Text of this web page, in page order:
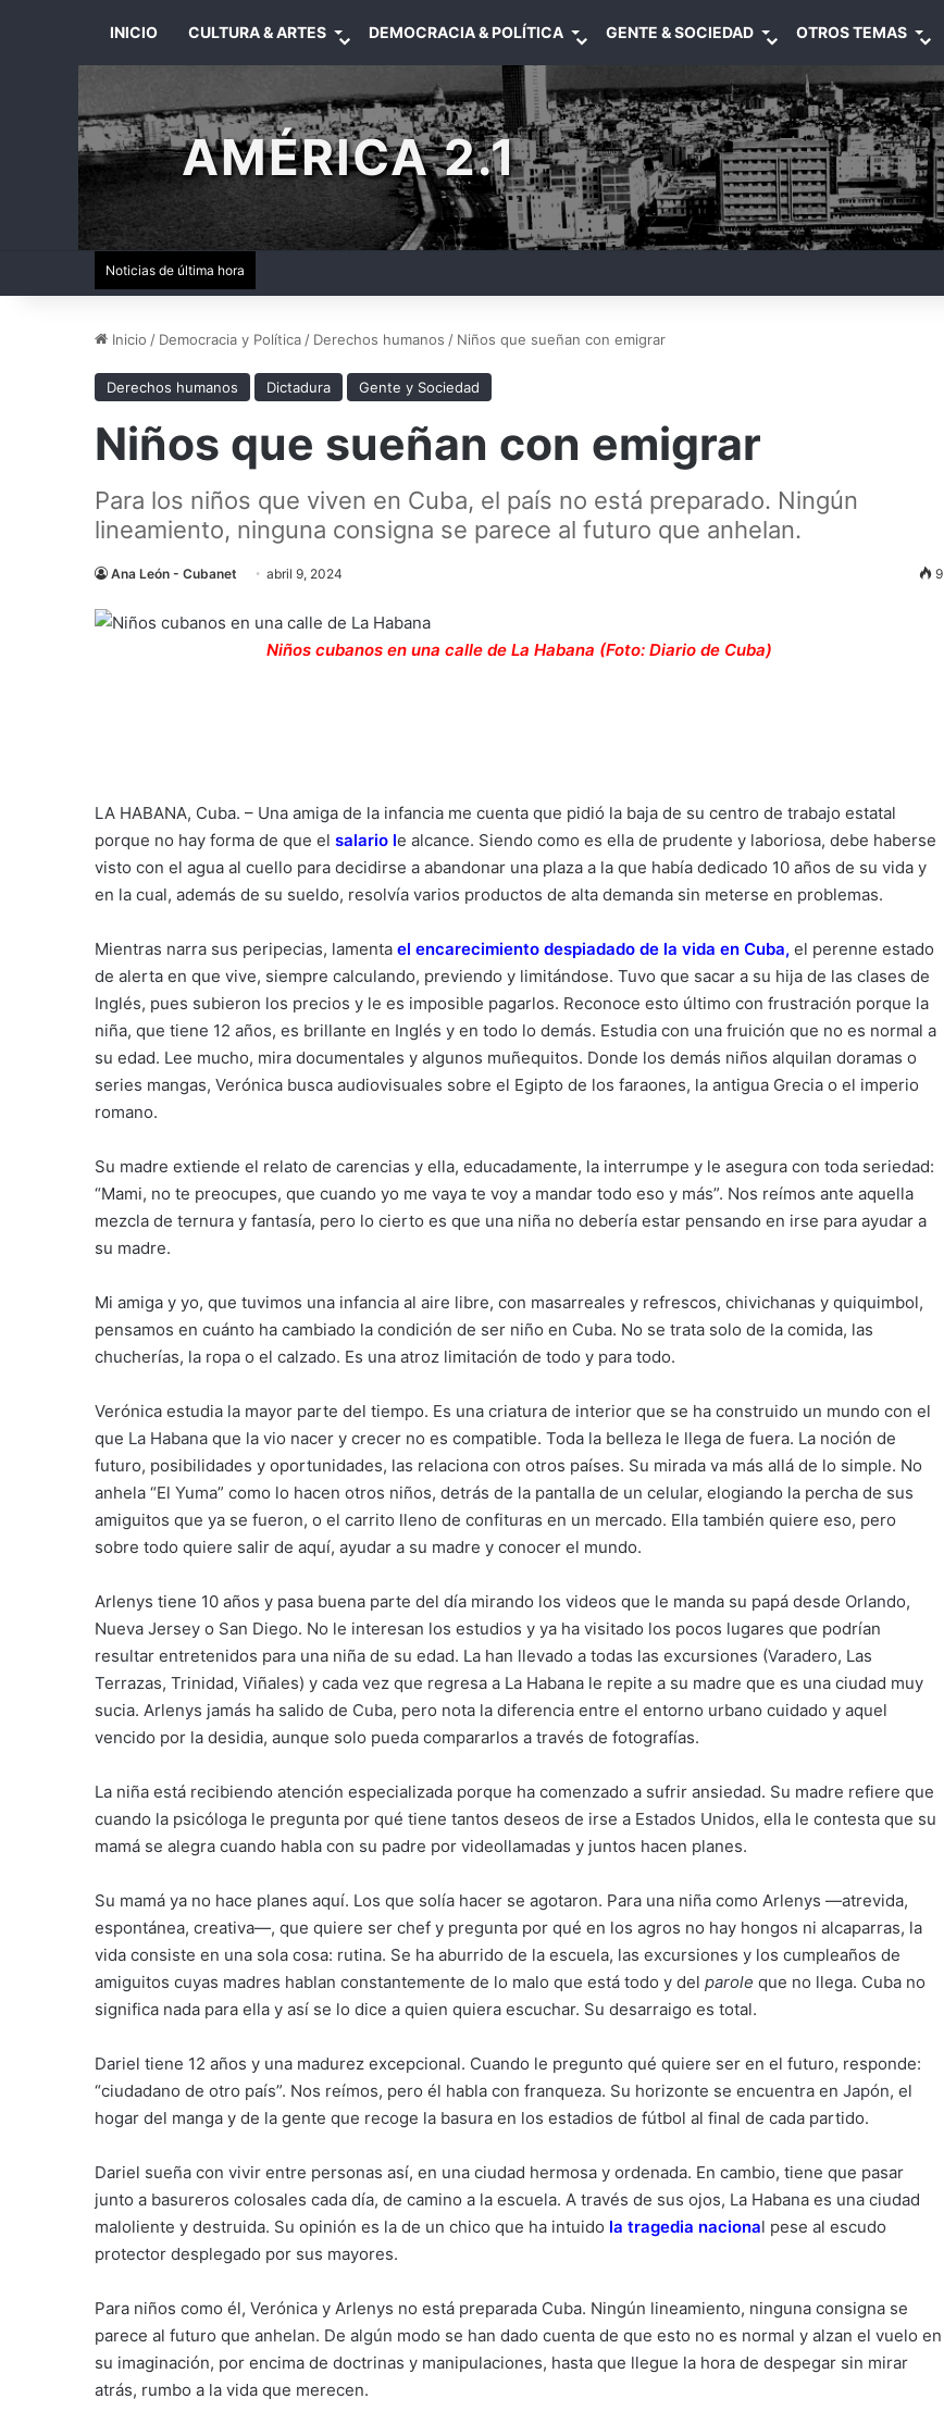
INICIO CULTURA & ARTES DEMOCRACIA & POLÍTICA GENTE & SOCIEDAD OTROS TEMAS
AMÉRICA 2.1
Noticias de última hora
Inicio / Democracia y Política / Derechos humanos / Niños que sueñan con emigrar
Derechos humanos Dictadura Gente y Sociedad
Niños que sueñan con emigrar
Para los niños que viven en Cuba, el país no está preparado. Ningún
lineamiento, ninguna consigna se parece al futuro que anhelan.
Ana León - Cubanet abril 9, 2024 9
Niños cubanos en una calle de La Habana (Foto: Diario de Cuba)
LA HABANA, Cuba. – Una amiga de la infancia me cuenta que pidió la baja de su centro de trabajo estatal
porque no hay forma de que el salario le alcance. Siendo como es ella de prudente y laboriosa, debe haberse
visto con el agua al cuello para decidirse a abandonar una plaza a la que había dedicado 10 años de su vida y
en la cual, además de su sueldo, resolvía varios productos de alta demanda sin meterse en problemas.
Mientras narra sus peripecias, lamenta el encarecimiento despiadado de la vida en Cuba, el perenne estado
de alerta en que vive, siempre calculando, previendo y limitándose. Tuvo que sacar a su hija de las clases de
Inglés, pues subieron los precios y le es imposible pagarlos. Reconoce esto último con frustración porque la
niña, que tiene 12 años, es brillante en Inglés y en todo lo demás. Estudia con una fruición que no es normal a
su edad. Lee mucho, mira documentales y algunos muñequitos. Donde los demás niños alquilan doramas o
series mangas, Verónica busca audiovisuales sobre el Egipto de los faraones, la antigua Grecia o el imperio
romano.
Su madre extiende el relato de carencias y ella, educadamente, la interrumpe y le asegura con toda seriedad:
“Mami, no te preocupes, que cuando yo me vaya te voy a mandar todo eso y más”. Nos reímos ante aquella
mezcla de ternura y fantasía, pero lo cierto es que una niña no debería estar pensando en irse para ayudar a
su madre.
Mi amiga y yo, que tuvimos una infancia al aire libre, con masarreales y refrescos, chivichanas y quiquimbol,
pensamos en cuánto ha cambiado la condición de ser niño en Cuba. No se trata solo de la comida, las
chucherías, la ropa o el calzado. Es una atroz limitación de todo y para todo.
Verónica estudia la mayor parte del tiempo. Es una criatura de interior que se ha construido un mundo con el
que La Habana que la vio nacer y crecer no es compatible. Toda la belleza le llega de fuera. La noción de
futuro, posibilidades y oportunidades, las relaciona con otros países. Su mirada va más allá de lo simple. No
anhela “El Yuma” como lo hacen otros niños, detrás de la pantalla de un celular, elogiando la percha de sus
amiguitos que ya se fueron, o el carrito lleno de confituras en un mercado. Ella también quiere eso, pero
sobre todo quiere salir de aquí, ayudar a su madre y conocer el mundo.
Arlenys tiene 10 años y pasa buena parte del día mirando los videos que le manda su papá desde Orlando,
Nueva Jersey o San Diego. No le interesan los estudios y ya ha visitado los pocos lugares que podrían
resultar entretenidos para una niña de su edad. La han llevado a todas las excursiones (Varadero, Las
Terrazas, Trinidad, Viñales) y cada vez que regresa a La Habana le repite a su madre que es una ciudad muy
sucia. Arlenys jamás ha salido de Cuba, pero nota la diferencia entre el entorno urbano cuidado y aquel
vencido por la desidia, aunque solo pueda compararlos a través de fotografías.
La niña está recibiendo atención especializada porque ha comenzado a sufrir ansiedad. Su madre refiere que
cuando la psicóloga le pregunta por qué tiene tantos deseos de irse a Estados Unidos, ella le contesta que su
mamá se alegra cuando habla con su padre por videollamadas y juntos hacen planes.
Su mamá ya no hace planes aquí. Los que solía hacer se agotaron. Para una niña como Arlenys ―atrevida,
espontánea, creativa―, que quiere ser chef y pregunta por qué en los agros no hay hongos ni alcaparras, la
vida consiste en una sola cosa: rutina. Se ha aburrido de la escuela, las excursiones y los cumpleaños de
amiguitos cuyas madres hablan constantemente de lo malo que está todo y del parole que no llega. Cuba no
significa nada para ella y así se lo dice a quien quiera escuchar. Su desarraigo es total.
Dariel tiene 12 años y una madurez excepcional. Cuando le pregunto qué quiere ser en el futuro, responde:
“ciudadano de otro país”. Nos reímos, pero él habla con franqueza. Su horizonte se encuentra en Japón, el
hogar del manga y de la gente que recoge la basura en los estadios de fútbol al final de cada partido.
Dariel sueña con vivir entre personas así, en una ciudad hermosa y ordenada. En cambio, tiene que pasar
junto a basureros colosales cada día, de camino a la escuela. A través de sus ojos, La Habana es una ciudad
maloliente y destruida. Su opinión es la de un chico que ha intuido la tragedia nacional pese al escudo
protector desplegado por sus mayores.
Para niños como él, Verónica y Arlenys no está preparada Cuba. Ningún lineamiento, ninguna consigna se
parece al futuro que anhelan. De algún modo se han dado cuenta de que esto no es normal y alzan el vuelo en
su imaginación, por encima de doctrinas y manipulaciones, hasta que llegue la hora de despegar sin mirar
atrás, rumbo a la vida que merecen.